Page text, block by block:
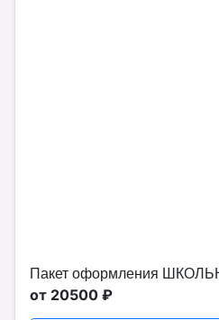
Пакет оформления
от 20500 ₽